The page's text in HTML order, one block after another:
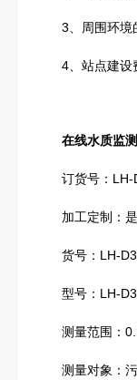
3、周围环境的
4、站点建设费
在线水质监
订货号：LH-
加工定制：是
货号：LH-
型号：LH-
测量范围：
测量对象：污